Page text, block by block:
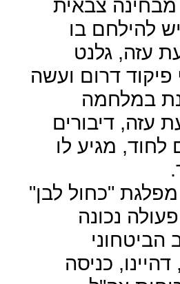
מבחינה צבאית
להילחם בו
עזה, גלנט
דרום ועשה
במלחמה
עזה, דיבורים
לחוד, מגיע לו
"כחול לבן"
נכונה
הביטחוני
כניסה